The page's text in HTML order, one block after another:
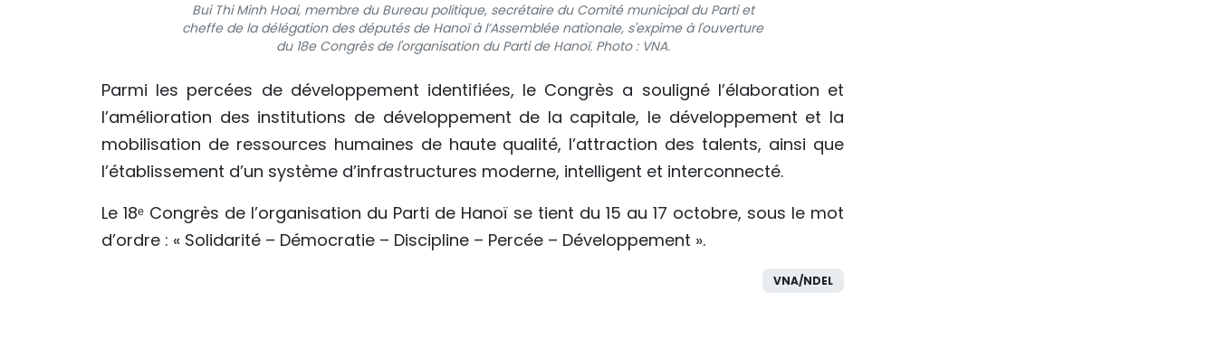
Bui Thi Minh Hoai, membre du Bureau politique, secrétaire du Comité municipal du Parti et
cheffe de la délégation des députés de Hanoï à l’Assemblée nationale, s'expime à l'ouverture
du 18e Congrès de l'organisation du Parti de Hanoï. Photo : VNA.
Parmi les percées de développement identifiées, le Congrès a souligné l’élaboration et
l’amélioration des institutions de développement de la capitale, le développement et la
mobilisation de ressources humaines de haute qualité, l’attraction des talents, ainsi que
l’établissement d’un système d’infrastructures moderne, intelligent et interconnecté.
Le 18ᵉ Congrès de l’organisation du Parti de Hanoï se tient du 15 au 17 octobre, sous le mot
d’ordre : « Solidarité – Démocratie – Discipline – Percée – Développement ».
VNA/NDEL